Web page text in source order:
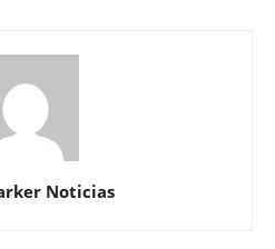
Noticias